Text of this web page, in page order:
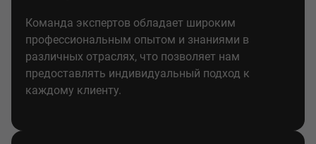
Команда экспертов обладает широким
профессиональным опытом и знаниями в
различных отраслях, что позволяет нам
предоставлять индивидуальный подход к
каждому клиенту.